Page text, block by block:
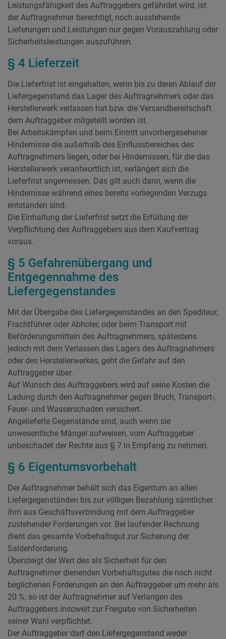
Leistungsfähigkeit des Auftraggebers gefährdet wird, ist
der Auftragnehmer berechtigt, noch ausstehende
Lieferungen und Leistungen nur gegen Vorauszahlung oder
Sicherheitsleistungen auszuführen.
§ 4 Lieferzeit
Die Lieferfrist ist eingehalten, wenn bis zu deren Ablauf der
Liefergegenstand das Lager des Auftragnehmers oder das
Herstellerwerk verlassen hat bzw. die Versandbereitschaft
dem Auftraggeber mitgeteilt worden ist.
Bei Arbeitskämpfen und beim Eintritt unvorhergesehener
Hindernisse die außerhalb des Einflussbereiches des
Auftragnehmers liegen, oder bei Hindernissen, für die das
Herstellerwerk verantwortlich ist, verlängert sich die
Lieferfrist angemessen. Das gilt auch dann, wenn die
Hindernisse während eines bereits vorliegenden Verzugs
entstanden sind.
Die Einhaltung der Lieferfrist setzt die Erfüllung der
Verpflichtung des Auftraggebers aus dem Kaufvertrag
voraus.
§ 5 Gefahrenübergang und
Entgegennahme des
Liefergegenstandes
Mit der Übergabe des Liefergegenstandes an den Spediteur,
Frachtführer oder Abholer, oder beim Transport mit
Beförderungsmitteln des Auftragnehmers, spätestens
jedoch mit dem Verlassen des Lagers des Auftragnehmers
oder des Herstellerwerkes, geht die Gefahr auf den
Auftraggeber über.
Auf Wunsch des Auftraggebers wird auf seine Kosten die
Ladung durch den Auftragnehmer gegen Bruch, Transport-,
Feuer- und Wasserschaden versichert.
Angelieferte Gegenstände sind, auch wenn sie
unwesentliche Mängel aufweisen, vom Auftraggeber
unbeschadet der Rechte aus § 7 in Empfang zu nehmen.
§ 6 Eigentumsvorbehalt
Der Auftragnehmer behält sich das Eigentum an allen
Liefergegenständen bis zur völligen Bezahlung sämtlicher
ihm aus Geschäftsverbindung mit dem Auftraggeber
zustehender Forderungen vor. Bei laufender Rechnung
dient das gesamte Vorbehaltsgut zur Sicherung der
Saldenforderung.
Übersteigt der Wert des als Sicherheit für den
Auftragnehmer dienenden Vorbehaltsgutes die noch nicht
beglichenen Forderungen an den Auftraggeber um mehr als
20 %, so ist der Auftragnehmer auf Verlangen des
Auftraggebers insoweit zur Freigabe von Sicherheiten
seiner Wahl verpflichtet.
Der Auftraggeber darf den Liefergegenstand weder